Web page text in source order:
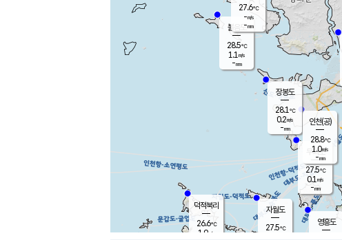
무의도
27.5℃
0.1 m/s
-mm
영흥도
볼음도
28.5℃
1.1 m/s
-mm
자월도
27.5℃
장봉도
28.1℃
0.2m/s
-mm
덕적북리
26.6℃
1.9m/s
인천(공)
28.8℃
1.0m/s
-mm
27.6℃
-m/s
-mm